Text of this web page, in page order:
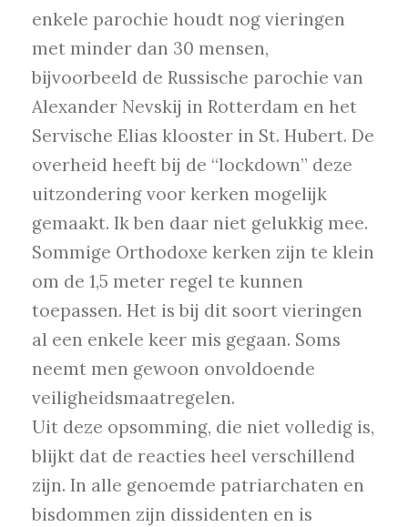
enkele parochie houdt nog vieringen
met minder dan 30 mensen,
bijvoorbeeld de Russische parochie van
Alexander Nevskij in Rotterdam en het
Servische Elias klooster in St. Hubert. De
overheid heeft bij de “lockdown” deze
uitzondering voor kerken mogelijk
gemaakt. Ik ben daar niet gelukkig mee.
Sommige Orthodoxe kerken zijn te klein
om de 1,5 meter regel te kunnen
toepassen. Het is bij dit soort vieringen
al een enkele keer mis gegaan. Soms
neemt men gewoon onvoldoende
veiligheidsmaatregelen.
Uit deze opsomming, die niet volledig is,
blijkt dat de reacties heel verschillend
zijn. In alle genoemde patriarchaten en
bisdommen zijn dissidenten en is